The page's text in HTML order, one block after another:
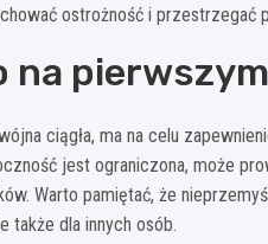
ostrożność i przestrzegać
na
ciągła, ma na celu
jest ograniczona, może
Warto pamiętać, że
także dla innych osób.